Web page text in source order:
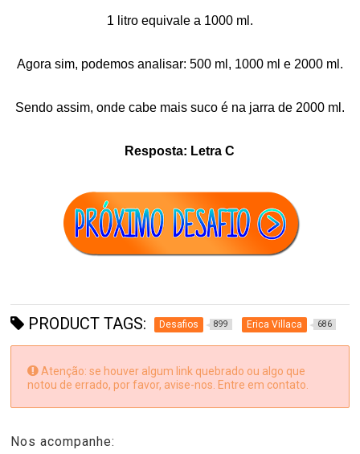
1 litro equivale a 1000 ml.
Agora sim, podemos analisar: 500 ml, 1000 ml e 2000 ml.
Sendo assim, onde cabe mais suco é na jarra de 2000 ml.
Resposta: Letra C
PRODUCT TAGS: Desafios 899 Erica Villaca 686
Atenção: se houver algum link quebrado ou algo que
notou de errado, por favor, avise-nos. Entre em contato.
Nos acompanhe: